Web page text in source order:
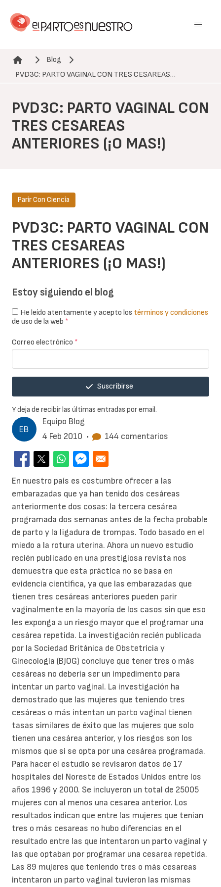
contenido
Ruta de navegación
Blog
PVD3C: PARTO VAGINAL CON TRES CESAREAS…
PVD3C: PARTO VAGINAL CON
TRES CESAREAS
ANTERIORES (¡O MAS!)
Equipo Blog
4 Feb 2010 • 144 comentarios
PVD3C: PARTO VAGINAL CON
TRES CESAREAS
ANTERIORES (¡O MAS!)
Parir Con Ciencia
En nuestro país es costumbre ofrecer a las
embarazadas que ya han tenido dos cesáreas
anteriormente dos cosas: la tercera cesárea
programada dos semanas antes de la fecha probable
de parto y la ligadura de trompas. Todo basado en el
miedo a la rotura uterina. Ahora un nuevo estudio
recién publicado en una prestigiosa revista nos
demuestra que esta práctica no se basa en
evidencia cientifica, ya que las embarazadas que
tienen tres cesáreas anteriores pueden parir
vaginalmente en la mayoría de los casos sin que eso
les exponga a un riesgo mayor que el programar una
cesárea repetida. La investigación recién publicada
por la Sociedad Británica de Obstetricia y
Ginecología (BJOG) concluye que tener tres o más
cesáreas no debería ser un impedimento para
intentar un parto vaginal. La investigación ha
demostrado que las mujeres que teniendo tres
cesáreas o más intentan un parto vaginal tienen
tasas similares de éxito que las mujeres que solo
tienen una cesárea anterior, y los riesgos son los
mismos que si se opta por una cesárea programada.
Para hacer el estudio se revisaron datos de 17
hospitales del Noreste de Estados Unidos entre los
años 1996 y 2000. Se incluyeron un total de 25005
mujeres con al menos una cesarea anterior. Los
resultados indican que entre las mujeres que tenian
tres o más cesareas no hubo diferencias en el
resultado entre las que intentaron un parto vaginal y
las que optaban por programar una cesarea repetida.
Las 89 mujeres que teniendo tres o más cesareas
intentaron un parto vaginal tuvieron las mismas
Estoy siguiendo el blog
He leído atentamente y acepto los términos y condiciones
de uso de la web *
Correo electrónico *
Suscribirse
Y deja de recibir las últimas entradas por email.